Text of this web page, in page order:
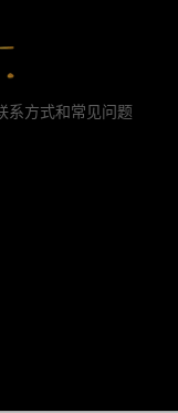
系方式和常见问题